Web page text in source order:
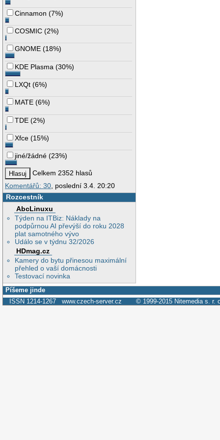
Cinnamon (7%)
COSMIC (2%)
GNOME (18%)
KDE Plasma (30%)
LXQt (6%)
MATE (6%)
TDE (2%)
Xfce (15%)
jiné/žádné (23%)
Celkem 2352 hlasů
Komentářů: 30 , poslední 3.4. 20:20
Rozcestník
AbcLinuxu
Týden na ITBiz: Náklady na
podpůrnou AI převýší do roku 2028
plat samotného vývo
Událo se v týdnu 32/2026
HDmag.cz
Kamery do bytu přinesou maximální
přehled o vaší domácnosti
Testovací novinka
Píšeme jinde
ISSN 1214-1267 www.czech-server.cz © 1999-2015 Nitemedia s. r.